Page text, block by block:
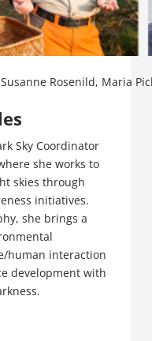
Rosenild, Maria
Sky Coordinator
she works to
skies through
initiatives.
she brings a
human interaction
development with